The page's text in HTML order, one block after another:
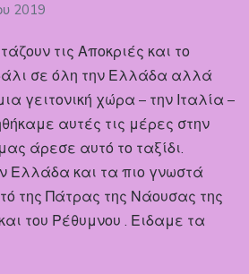
2019
τις Αποκριές και το
σε όλη την Ελλάδα αλλά
γειτονική χώρα – την Ιταλία –
αυτές τις μέρες στην
άρεσε αυτό το ταξίδι.
Ελλάδα και τα πιο γνωστά
της Πάτρας της Νάουσας της
του Ρέθυμνου . Ειδαμε τα